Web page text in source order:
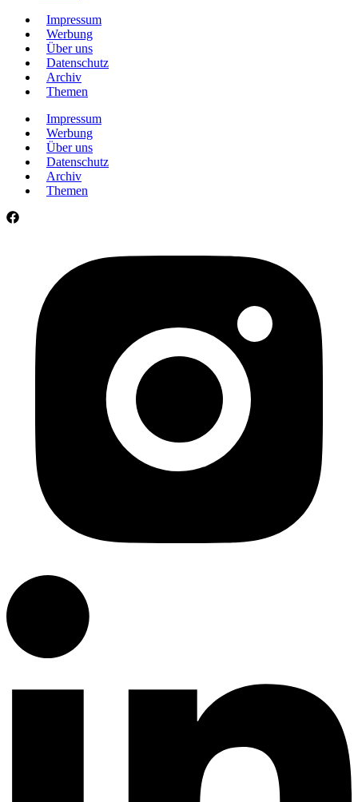
Impressum
Werbung
Über uns
Datenschutz
Archiv
Themen
Impressum
Werbung
Über uns
Datenschutz
Archiv
Themen